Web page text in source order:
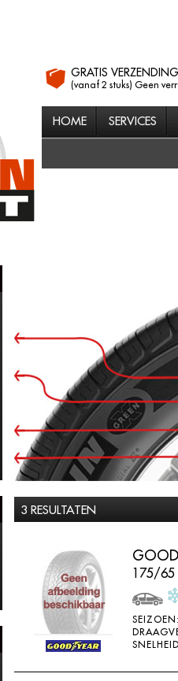
GRATIS VERZENDING
(vanaf 2 stuks) Geen
HOME SERVICES
3 RESULTATEN
175/65